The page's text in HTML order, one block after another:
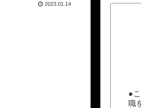
2023.01.14
●
職